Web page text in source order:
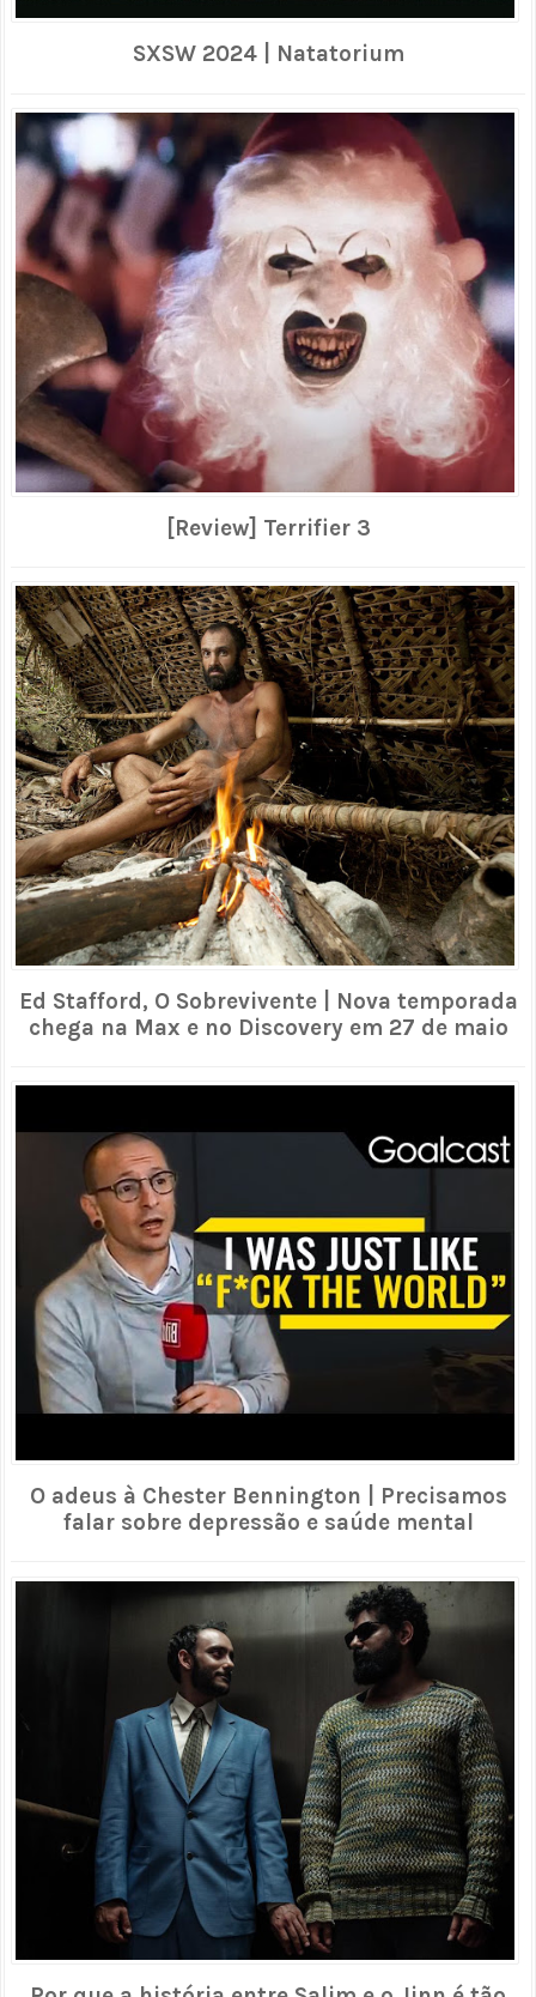
SXSW 2024 | Natatorium
[Review] Terrifier 3
Ed Stafford, O Sobrevivente | Nova temporada
chega na Max e no Discovery em 27 de maio
O adeus à Chester Bennington | Precisamos
falar sobre depressão e saúde mental